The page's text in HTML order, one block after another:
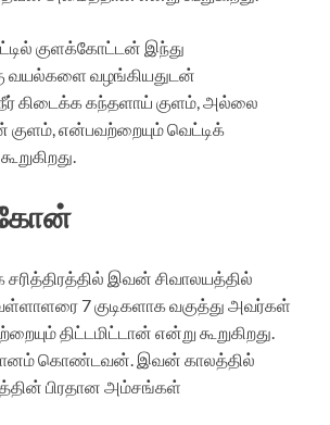
குளக்கோட்டன் இந்து
வயல்களை வழங்கியதுடன்
கிடைக்க கந்தளாய் குளம், அல்லை
என்பவற்றையும் வெட்டிக்
சரித்திரத்தில் இவன் சிவாலயத்தில்
7 குடிகளாக வகுத்து அவர்கள்
திட்டமிட்டான் என்று கூறுகிறது.
கொண்டவன். இவன் காலத்தில்
பிரதான அம்சங்கள்